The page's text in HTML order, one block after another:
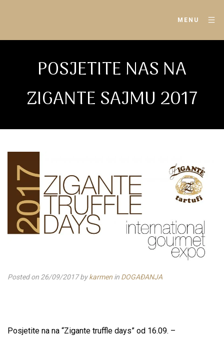
MENU
POSJETITE NAS NA
ZIGANTE SAJMU 2017
Posted on 26/09/2017bykarmen in DOGAĐANJA
Posjetite na na “Zigante truffle days” od 16.09. –